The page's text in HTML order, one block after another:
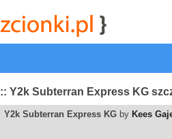
|przeglądaj najwyżej
:: Y2k Subterran Express KG
Y2k Subterran Express KG by Kees